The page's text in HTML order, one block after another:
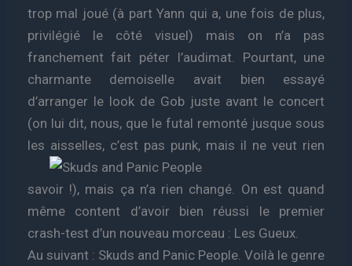
trop mal joué (à part Yann qui a, une fois de plus,
privilégié le côté visuel) mais on n’a pas
franchement fait péter l’audimat. Pourtant, une
charmante demoiselle avait bien essayé
d’arranger le look de Gob juste avant le concert
(on lui dit, nous, que le futal remonté jusque sous
les aisselles,c’est pas punk, mais il ne veut rien
savoir !), mais ça n’a rien changé. On est quand
même content d’avoir bien réussi le premier
crash-test d’un nouveau morceau : Les Gueux.
Au suivant : Skuds and Panic People. Voilà le genre